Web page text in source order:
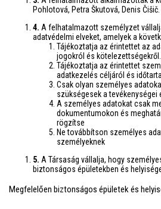
Pohlotová, Petra Škutová, Denis Čišič.
4. A felhatalmazott személyzet
adatvédelmi elveket, amelyek a
Tájékoztatja az érintettet az
jogokról és kötelezettségekről.
Tájékoztatja az érintettet
adatkezelés céljáról és
Csak olyan személyes
szükségesek a tevékenységei
A személyes adatokat csak
dokumentumokon és
rögzítse
Ne továbbítson személyes
személyeknek
5. A Társaság vállalja, hogy
biztonságos épületekben és
Megfelelően biztonságos épületek és